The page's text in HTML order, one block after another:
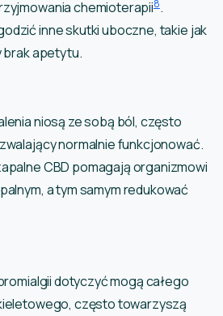
chemioterapii8.
inne skutki uboczne, takie jak
brak apetytu.
niosą ze sobą ból, często
normalnie funkcjonować.
CBD pomagają organizmowi
a tym samym redukować
dotyczyć mogą całego
często towarzyszą